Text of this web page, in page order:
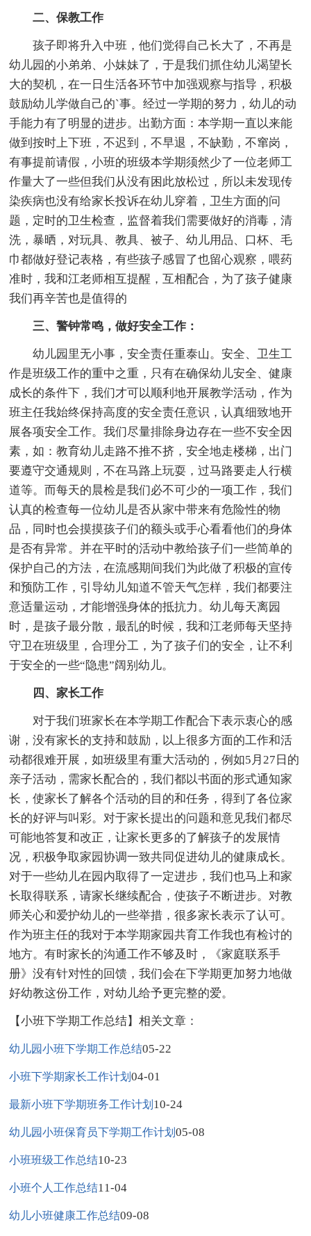
二、保教工作
孩子即将升入中班，他们觉得自己长大了，不再是
幼儿园的小弟弟、小妹妹了，于是我们抓住幼儿渴望长
大的契机，在一日生活各环节中加强观察与指导，积极
鼓励幼儿学做自己的`事。经过一学期的努力，幼儿的动
手能力有了明显的进步。出勤方面：本学期一直以来能
做到按时上下班，不迟到，不早退，不缺勤，不窜岗，
有事提前请假，小班的班级本学期须然少了一位老师工
作量大了一些但我们从没有困此放松过，所以未发现传
染疾病也没有给家长投诉在幼儿穿着，卫生方面的问
题，定时的卫生检查，监督着我们需要做好的消毒，清
洗，暴晒，对玩具、教具、被子、幼儿用品、口杯、毛
巾都做好登记表格，有些孩子感冒了也留心观察，喂药
准时，我和江老师相互提醒，互相配合，为了孩子健康
我们再辛苦也是值得的
三、警钟常鸣，做好安全工作：
幼儿园里无小事，安全责任重泰山。安全、卫生工
作是班级工作的重中之重，只有在确保幼儿安全、健康
成长的条件下，我们才可以顺利地开展教学活动，作为
班主任我始终保持高度的安全责任意识，认真细致地开
展各项安全工作。我们尽量排除身边存在一些不安全因
素，如：教育幼儿走路不推不挤，安全地走楼梯，出门
要遵守交通规则，不在马路上玩耍，过马路要走人行横
道等。而每天的晨检是我们必不可少的一项工作，我们
认真的检查每一位幼儿是否从家中带来有危险性的物
品，同时也会摸摸孩子们的额头或手心看看他们的身体
是否有异常。并在平时的活动中教给孩子们一些简单的
保护自己的方法，在流感期间我们为此做了积极的宣传
和预防工作，引导幼儿知道不管天气怎样，我们都要注
意适量运动，才能增强身体的抵抗力。幼儿每天离园
时，是孩子最分散，最乱的时候，我和江老师每天坚持
守卫在班级里，合理分工，为了孩子们的安全，让不利
于安全的一些“隐患”阔别幼儿。
四、家长工作
对于我们班家长在本学期工作配合下表示衷心的感
谢，没有家长的支持和鼓励，以上很多方面的工作和活
动都很难开展，如班级里有重大活动的，例如5月27日的
亲子活动，需家长配合的，我们都以书面的形式通知家
长，使家长了解各个活动的目的和任务，得到了各位家
长的好评与叫彩。对于家长提出的问题和意见我们都尽
可能地答复和改正，让家长更多的了解孩子的发展情
况，积极争取家园协调一致共同促进幼儿的健康成长。
对于一些幼儿在园内取得了一定进步，我们也马上和家
长取得联系，请家长继续配合，使孩子不断进步。对教
师关心和爱护幼儿的一些举措，很多家长表示了认可。
作为班主任的我对于本学期家园共育工作我也有检讨的
地方。有时家长的沟通工作不够及时，《家庭联系手
册》没有针对性的回馈，我们会在下学期更加努力地做
好幼教这份工作，对幼儿给予更完整的爱。
【小班下学期工作总结】相关文章：
幼儿园小班下学期工作总结05-22
小班下学期家长工作计划04-01
最新小班下学期班务工作计划 10-24
幼儿园小班保育员下学期工作计划05-08
小班班级工作总结10-23
小班个人工作总结11-04
幼儿小班健康工作总结09-08